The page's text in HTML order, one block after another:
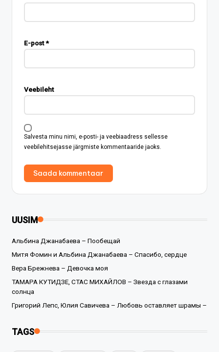
E-post*
Veebileht
Salvesta minu nimi, e-posti- ja veebiaadress sellesse
veebilehitsejasse järgmiste kommentaaride jaoks.
UUSIM
Альбина Джанабаева – Пообещай
Митя Фомин и Альбина Джанабаева – Спасибо, сердце
Вера Брежнева – Девочка моя
ТАМАРА КУТИДЗЕ, СТАС МИХАЙЛОВ – Звезда с глазами
солнца
Григорий Лепс, Юлия Савичева – Любовь оставляет шрамы –
TAGS